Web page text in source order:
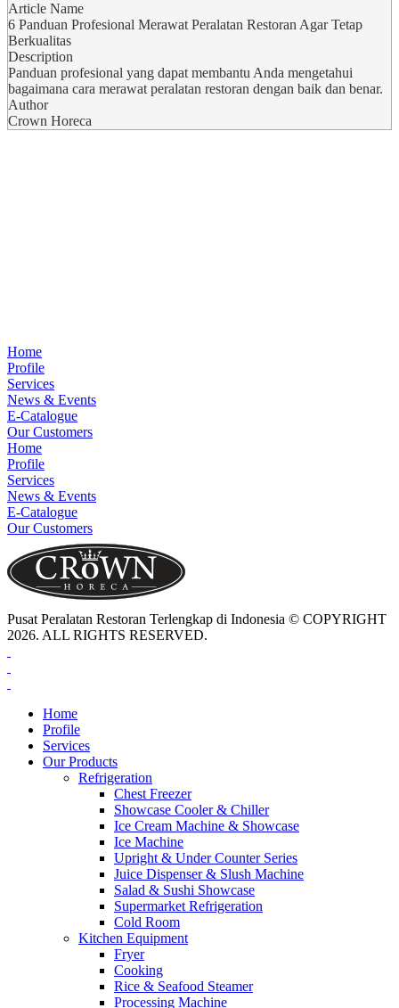
Article Name
6 Panduan Profesional Merawat Peralatan Restoran Agar Tetap
Berkualitas
Description
Panduan profesional yang dapat membantu Anda mengetahui
bagaimana cara merawat peralatan restoran dengan baik dan benar.
Author
Crown Horeca
Home
Profile
Services
News & Events
E-Catalogue
Our Customers
Home
Profile
Services
News & Events
E-Catalogue
Our Customers
Pusat Peralatan Restoran Terlengkap di Indonesia © COPYRIGHT
2026. ALL RIGHTS RESERVED.
Home
Profile
Services
Our Products
Refrigeration
Chest Freezer
Showcase Cooler & Chiller
Ice Cream Machine & Showcase
Ice Machine
Upright & Under Counter Series
Juice Dispenser & Slush Machine
Salad & Sushi Showcase
Supermarket Refrigeration
Cold Room
Kitchen Equipment
Fryer
Cooking
Rice & Seafood Steamer
Processing Machine